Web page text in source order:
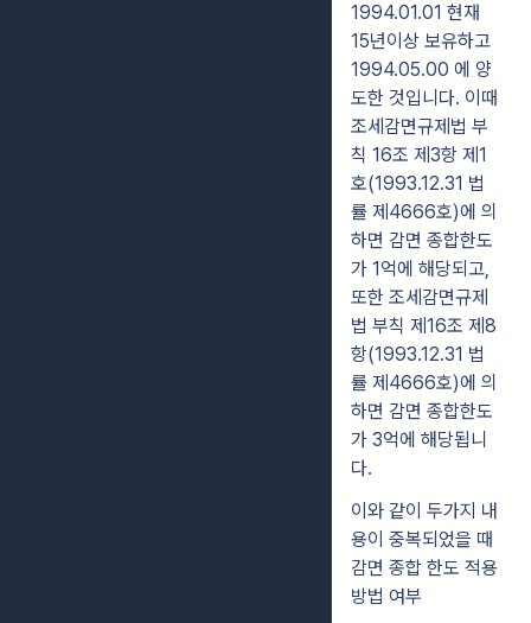
1994.01.01 현재
15년이상 보유하고
1994.05.00 에 양
도한 것입니다. 이때
조세감면규제법 부
칙 16조 제3항 제1
호(1993.12.31 법
률 제4666호)에 의
하면 감면 종합한도
가 1억에 해당되고,
또한 조세감면규제
법 부칙 제16조 제8
항(1993.12.31 법
률 제4666호)에 의
하면 감면 종합한도
가 3억에 해당됩니
다.
이와 같이 두가지 내
용이 중복되었을 때
감면 종합 한도 적용
방법 여부